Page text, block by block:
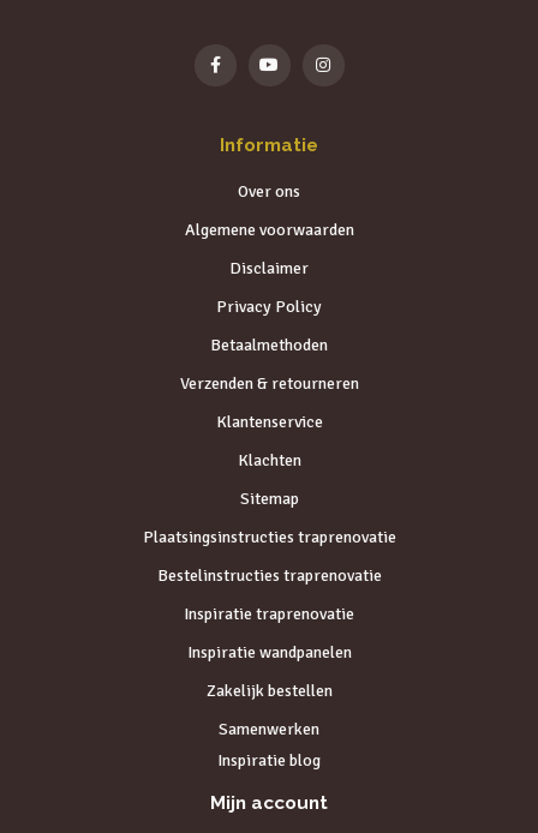
Informatie
Over ons
Algemene voorwaarden
Disclaimer
Privacy Policy
Betaalmethoden
Verzenden & retourneren
Klantenservice
Klachten
Sitemap
Plaatsingsinstructies traprenovatie
Bestelinstructies traprenovatie
Inspiratie traprenovatie
Inspiratie wandpanelen
Zakelijk bestellen
Samenwerken
Inspiratie blog
Mijn account